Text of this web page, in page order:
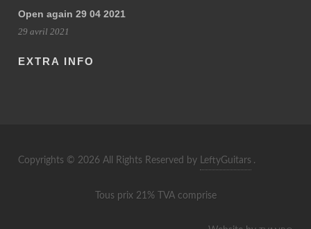
Open again 29 04 2021
29 avril 2021
EXTRA INFO
Copyrights © 2026 All Rights Reserved by LeftyGuitars .
Tous prix 21% TVA comprise